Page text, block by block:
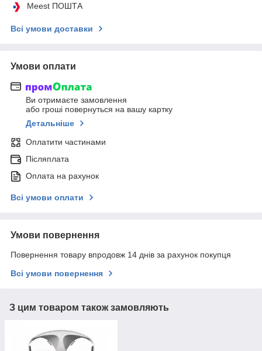
Meest ПОШТА
Всі умови доставки
Умови оплати
Ви отримаєте замовлення
або гроші повернуться на вашу картку
Детальніше
Оплатити частинами
Післяплата
Оплата на рахунок
Всі умови оплати
Умови повернення
Повернення товару впродовж 14 днів за рахунок покупця
Всі умови повернення
З цим товаром також замовляють